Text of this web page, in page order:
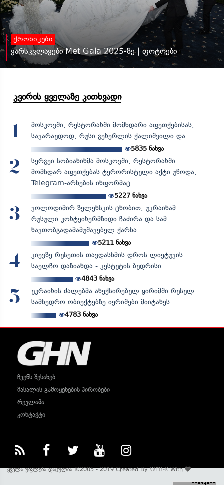
ქრონიკები
ვარსკვლავები Met Gala 2025-ზე | ფოტოები
კვირის ყველაზე კითხვადი
1
მოსკოვში, რესტორანში მომხდარი აფეთქებისას,
სავარაუდოდ, რუსი გენერლის ქალიშვილი და...
5835 ნახვა
2
სერგეი სობიანინმა მოსკოვში, რესტორანში
მომხდარ აფეთქებას ტერორისტული აქტი უწოდა,
Telegram-არხების ინფორმაც...
5227ნახვა
3
ვოლოდიმირ ზელენსკის ცნობით, უკრაინამ
რუსული კონტეინერმზიდი ჩაძირა და სამ
ნავთობგადამამუშავებელ ქარხა...
5211ნახვა
4
კიევზე რუსეთის თავდასხმის დროს ლიეტუვის
საელჩო დაზიანდა - კესტუტის ბუდრისი
4843ნახვა
5
უკრაინის ძალებმა ანექსირებულ ყირიმში რუსულ
სამხედრო ობიექტებზე იერიშები მიიტანეს...
4783ნახვა
ჩვენს შესახებ
მასალის გამოყენების პირობები
რეკლამა
კონტაქტი
ყველა უფლება დაცულია ©2005 - 2019 Created ByWEB-XWith